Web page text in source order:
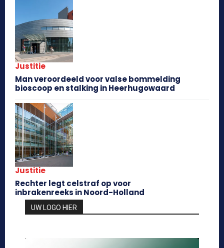
Justitie
Man veroordeeld voor valse bommelding
bioscoop en stalking in Heerhugowaard
Justitie
Rechter legt celstraf op voor
inbrakenreeks in Noord-Holland
UW LOGO HIER